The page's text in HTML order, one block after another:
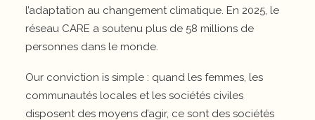
l’adaptation au changement climatique. En 2025, le
réseau CARE a soutenu plus de 58 millions de
personnes dans le monde.
Our conviction is simple : quand les femmes, les
communautés locales et les sociétés civiles
disposent des moyens d’agir, ce sont des sociétés